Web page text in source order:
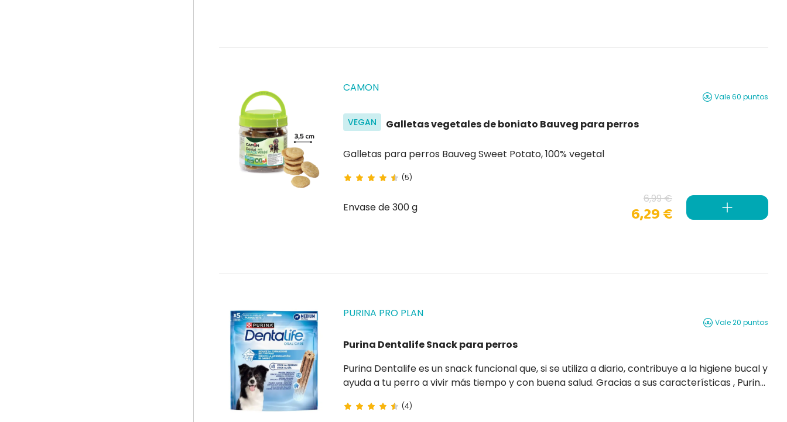
CAMON
Vale 60 puntos
VEGAN Galletas vegetales de boniato Bauveg para perros
Galletas para perros Bauveg Sweet Potato, 100% vegetal
(5)
Envase de 300 g
6,99 €
6,29 €
PURINA PRO PLAN
Vale 20 puntos
Purina Dentalife Snack para perros
Purina Dentalife es un snack funcional que, si se utiliza a diario, contribuye a la higiene bucal y
ayuda a tu perro a vivir más tiempo y con buena salud. Gracias a sus características , Purina
(4)